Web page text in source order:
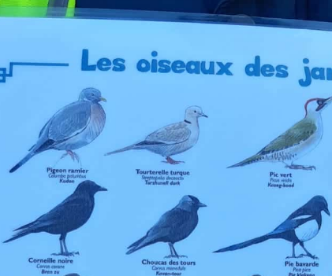
L’APEL
L’OGEC
Nos partenaires